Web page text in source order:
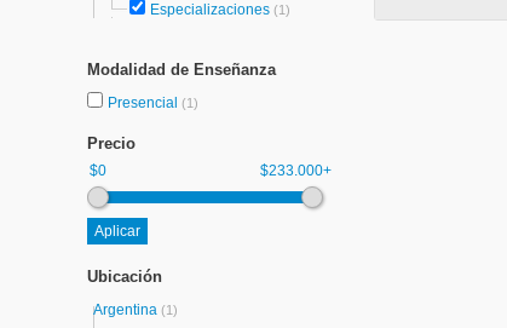
Especializaciones (1)
Modalidad de Enseñanza
Presencial (1)
Precio
$0 $233.000+
Ubicación
Argentina (1)